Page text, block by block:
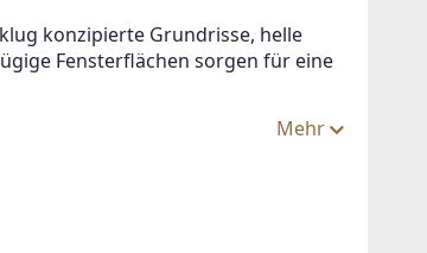
konzipierte Grundrisse, helle
Fensterflächen sorgen für eine
Mehr